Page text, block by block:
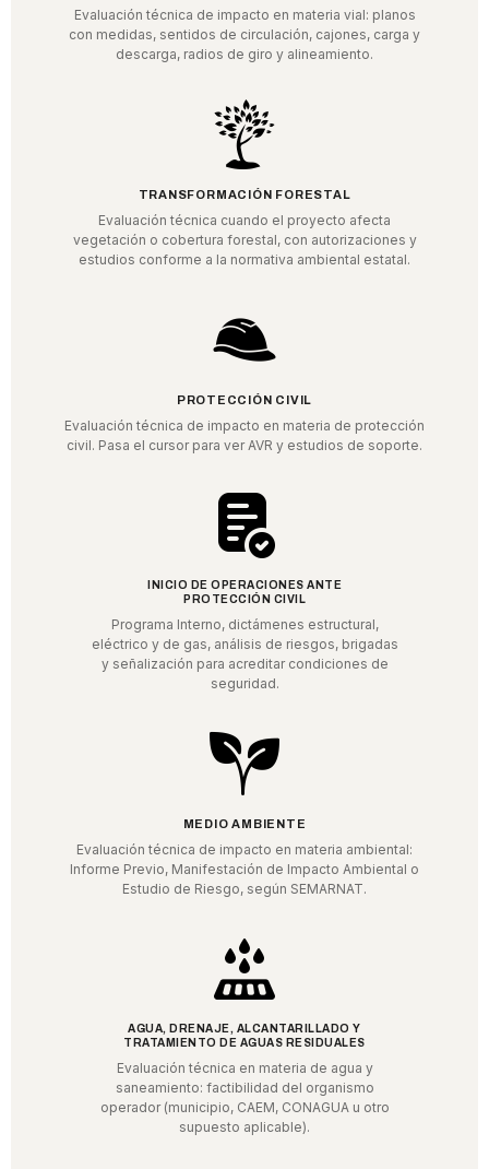
Evaluación técnica de impacto en materia vial: planos
con medidas, sentidos de circulación, cajones, carga y
descarga, radios de giro y alineamiento.
TRANSFORMACIÓN FORESTAL
Evaluación técnica cuando el proyecto afecta
vegetación o cobertura forestal, con autorizaciones y
estudios conforme a la normativa ambiental estatal.
PROTECCIÓN CIVIL
Evaluación técnica de impacto en materia de protección
civil. Pasa el cursor para ver AVR y estudios de soporte.
INICIO DE OPERACIONES ANTE
PROTECCIÓN CIVIL
Programa Interno, dictámenes estructural,
eléctrico y de gas, análisis de riesgos, brigadas
y señalización para acreditar condiciones de
seguridad.
MEDIO AMBIENTE
Evaluación técnica de impacto en materia ambiental:
Informe Previo, Manifestación de Impacto Ambiental o
Estudio de Riesgo, según SEMARNAT.
AGUA, DRENAJE, ALCANTARILLADO Y
TRATAMIENTO DE AGUAS RESIDUALES
Evaluación técnica en materia de agua y
saneamiento: factibilidad del organismo
operador (municipio, CAEM, CONAGUA u otro
supuesto aplicable).